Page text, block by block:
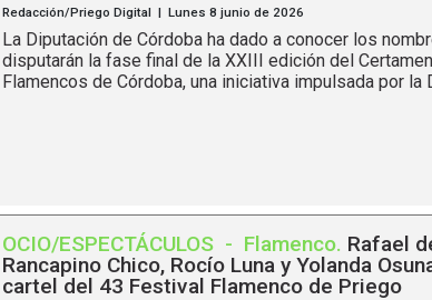
Redacción/Priego Digital | Lunes 8 junio de 2026
La Diputación de Córdoba ha dado a conocer los
disputarán la fase final de la XXIII edición del
Flamencos de Córdoba, una iniciativa impulsada por la
OCIO/ESPECTÁCULOS - Flamenco. Rafael
Rancapino Chico, Rocío Luna y Yolanda
cartel del 43 Festival Flamenco de Priego